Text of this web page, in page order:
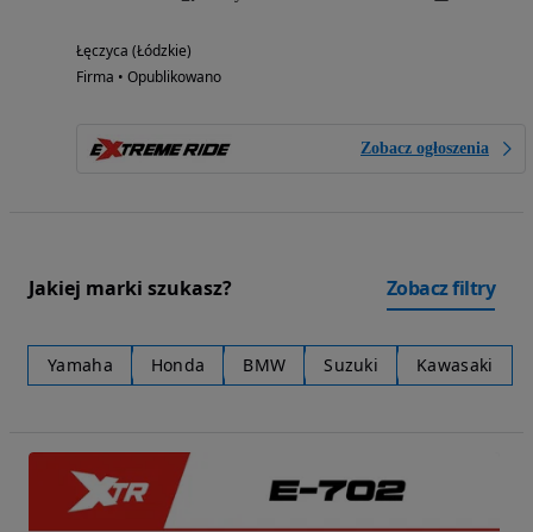
Łęczyca (Łódzkie)
Firma • Opublikowano
Zobacz ogłoszenia
Jakiej marki szukasz? Zobacz filtry
Yamaha Honda BMW Suzuki Kawasaki